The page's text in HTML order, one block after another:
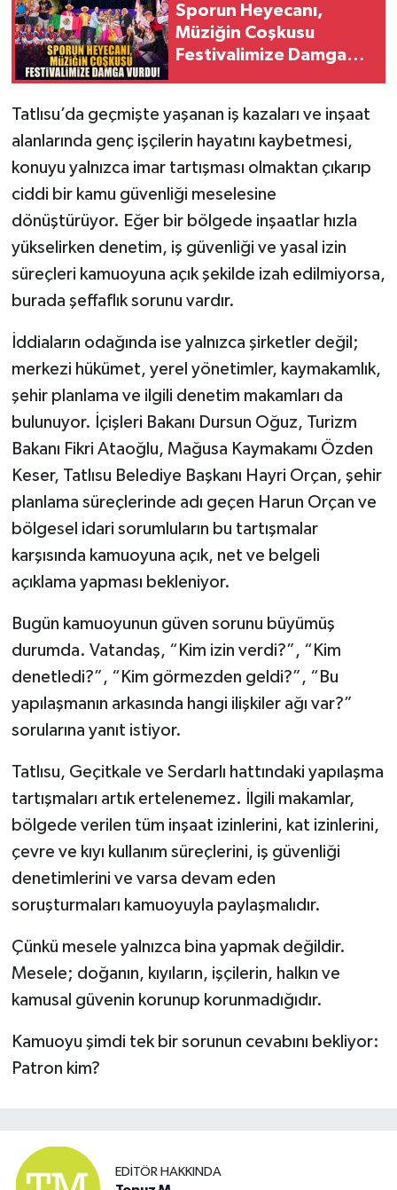
Sporun Heyecanı,
Müziğin Coşkusu
Festivalimize Damga
Tatlısu’da geçmişte yaşanan iş kazaları ve inşaat
alanlarında genç işçilerin hayatını kaybetmesi,
konuyu yalnızca imar tartışması olmaktan çıkarıp
ciddi bir kamu güvenliği meselesine
dönüştürüyor. Eğer bir bölgede inşaatlar hızla
yükselirken denetim, iş güvenliği ve yasal izin
süreçleri kamuoyuna açık şekilde izah edilmiyorsa,
burada şeffaflık sorunu vardır.
İddiaların odağında ise yalnızca şirketler değil;
merkezi hükümet, yerel yönetimler, kaymakamlık,
şehir planlama ve ilgili denetim makamları da
bulunuyor. İçişleri Bakanı Dursun Oğuz, Turizm
Bakanı Fikri Ataoğlu, Mağusa Kaymakamı Özden
Keser, Tatlısu Belediye Başkanı Hayri Orçan, şehir
planlama süreçlerinde adı geçen Harun Orçan ve
bölgesel idari sorumluların bu tartışmalar
karşısında kamuoyuna açık, net ve belgeli
açıklama yapması bekleniyor.
Bugün kamuoyunun güven sorunu büyümüş
durumda. Vatandaş, “Kim izin verdi?”, “Kim
denetledi?”, “Kim görmezden geldi?”, “Bu
yapılaşmanın arkasında hangi ilişkiler ağı var?”
sorularına yanıt istiyor.
Tatlısu, Geçitkale ve Serdarlı hattındaki yapılaşma
tartışmaları artık ertelenemez. İlgili makamlar,
bölgede verilen tüm inşaat izinlerini, kat izinlerini,
çevre ve kıyı kullanım süreçlerini, iş güvenliği
denetimlerini ve varsa devam eden
soruşturmaları kamuoyuyla paylaşmalıdır.
Çünkü mesele yalnızca bina yapmak değildir.
Mesele; doğanın, kıyıların, işçilerin, halkın ve
kamusal güvenin korunup korunmadığıdır.
Kamuoyu şimdi tek bir sorunun cevabını bekliyor:
Patron kim?
EDITÖR HAKKINDA